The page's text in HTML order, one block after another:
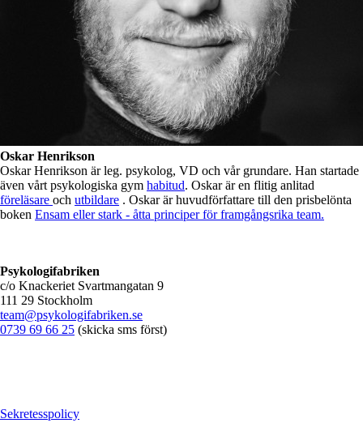
Oskar Henrikson
Oskar Henrikson är leg. psykolog, VD och vår grundare. Han startade
även vårt psykologiska gym habitud. Oskar är en flitig anlitad
föreläsare och utbildare . Oskar är huvudförfattare till den prisbelönta
boken Ensam eller stark - åtta principer för framgångsrika team.
Psykologifabriken
c/o Knackeriet Svartmangatan 9
111 29 Stockholm
team@psykologifabriken.se
0739 69 66 25 (skicka sms först)
Sekretesspolicy